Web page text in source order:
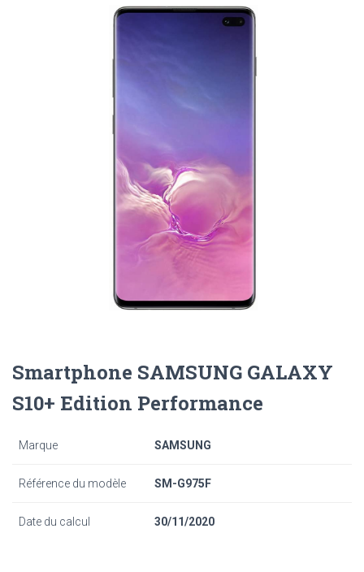
Smartphone SAMSUNG GALAXY
S10+ Edition Performance
Marque SAMSUNG
Référence du modèle SM-G975F
Date du calcul 30/11/2020